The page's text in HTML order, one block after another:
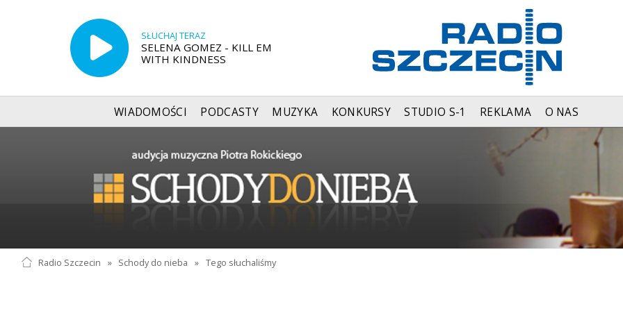
SŁUCHAJ TERAZ
SELENA GOMEZ - KILL EM
WITH KINDNESS
WIADOMOŚCI PODCASTY MUZYKA KONKURSY STUDIO S-1 REKLAMA O NAS
Radio Szczecin » Schody do nieba » Tego słuchaliśmy